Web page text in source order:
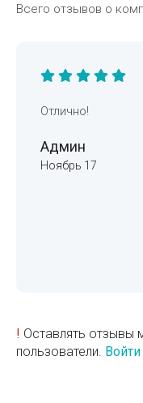
Всего отзывов о
Отлично!
Админ
Ноябрь 17
! Оставлять отзывы
пользователи.